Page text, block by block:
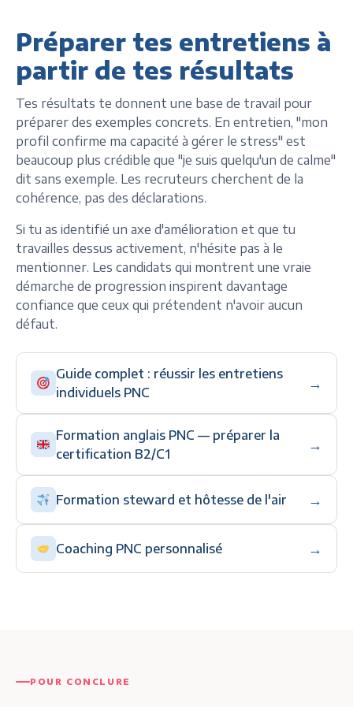
Préparer tes entretiens à
partir de tes résultats
Tes résultats te donnent une base de travail pour
préparer des exemples concrets. En entretien, "mon
profil confirme ma capacité à gérer le stress" est
beaucoup plus crédible que "je suis quelqu'un de calme"
dit sans exemple. Les recruteurs cherchent de la
cohérence, pas des déclarations.
Si tu as identifié un axe d'amélioration et que tu
travailles dessus activement, n'hésite pas à le
mentionner. Les candidats qui montrent une vraie
démarche de progression inspirent davantage
confiance que ceux qui prétendent n'avoir aucun
défaut.
Guide complet : réussir les entretiens
individuels PNC
→
Formation anglais PNC — préparer la
certification B2/C1
→
Formation steward et hôtesse de l'air →
Coaching PNC personnalisé →
POUR CONCLURE